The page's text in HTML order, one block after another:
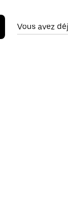
Vous avez